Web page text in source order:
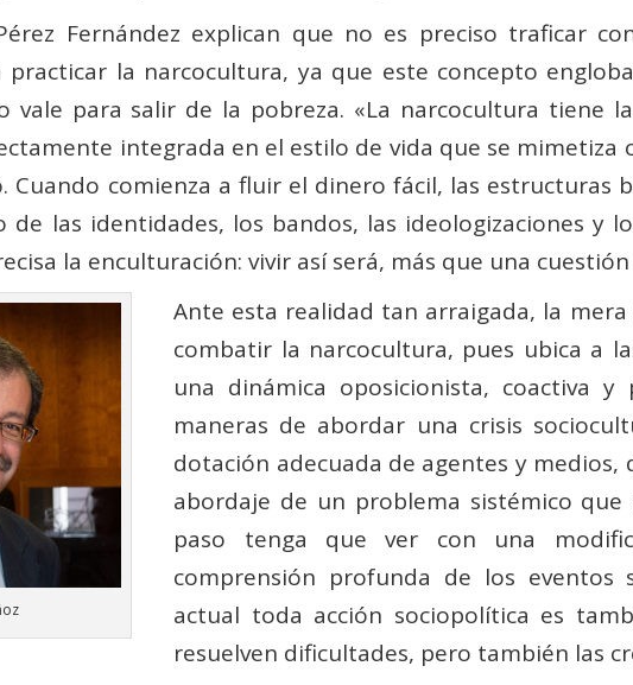
Fernández explican que no es preciso traficar
practicar la narcocultura, ya que este concepto
vale para salir de la pobreza. «La narcocultura tiene
integrada en el estilo de vida que se mimetiza
comienza a fluir el dinero fácil, las estructuras
de las identidades, los bandos, las ideologizaciones y
la enculturación: vivir así será, más que una
Ante esta realidad tan arraigada, la
combatir la narcocultura, pues ubica a
una dinámica oposicionista, coactiva
maneras de abordar una crisis
dotación adecuada de agentes y
abordaje de un problema sistémico
paso tenga que ver con una
comprensión profunda de los eventos
actual toda acción sociopolítica es
resuelven dificultades, pero también las